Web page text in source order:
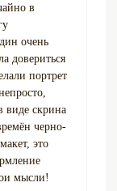
в
очень
довериться
портрет
виде скрина
черно-
это
мысли!